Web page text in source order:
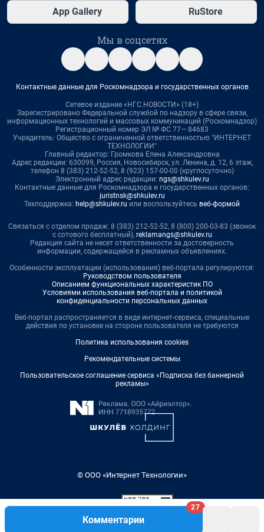
Комментарии
27
App Gallery RuStore
Мы в соцсетях
Контактные данные для Роскомнадзора и государственных органов
Сетевое издание «НГС.НОВОСТИ» (18+)
Зарегистрировано Федеральной службой по надзору в сфере связи,
информационных технологий и массовых коммуникаций (Роскомнадзор)
Регистрационный номер ЭЛ № ФС 77— 84683
Учредитель: Общество с ограниченной ответственностью "ИНТЕРНЕТ
ТЕХНОЛОГИИ"
Главный редактор: Громкова Елена Александровна
Адрес редакции: 630099, Россия, Новосибирск, ул. Ленина, д. 12, 6 этаж,
телефон 8 (383) 212-52-52, 8 (923) 157-00-00 (круглосуточно)
Электронный адрес редакции: ngs@shkulev.ru
Контактные данные для Роскомнадзора и государственных органов:
juristnsk@shkulev.ru
Техподдержка: help@shkulev.ru или воспользуйтесь веб-формой
Связаться с отделом продаж: 8 (383) 212-52-52, 8 (800) 200-03-83 (звонок
с сотового бесплатный), reklamangs@shkulev.ru
Редакция сайта не несет ответственности за достоверность
информации, содержащейся в рекламных объявлениях.
Особенности эксплуатации (использования) веб-портала регулируются:
Руководством пользователя
Описанием функциональных характеристик ПО
Условиями использования веб-портала и политикой
конфиденциальности персональных данных
Веб-портал распространяется в виде интернет-сервиса, специальные
действия по установке на стороне пользователя не требуются
Политика использования cookies
Рекомендательные системы
Пользовательское соглашение сервиса «Подписка без баннерной
рекламы»
© ООО «Интернет Технологии»